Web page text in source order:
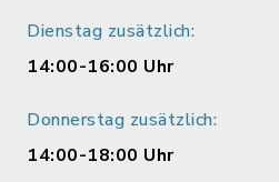
Dienstag zusätzlich:
14:00-16:00 Uhr
Donnerstag zusätzlich:
14:00-18:00 Uhr